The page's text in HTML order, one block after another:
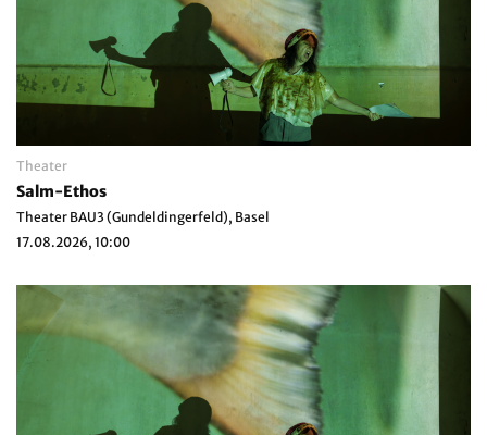
Theater
Salm-Ethos
Theater BAU3 (Gundeldingerfeld), Basel
17.08.2026, 10:00